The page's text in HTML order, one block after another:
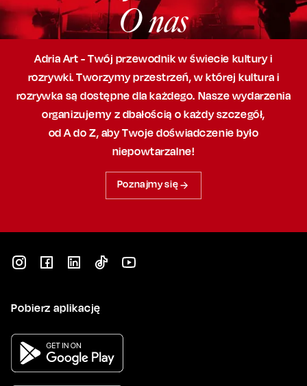
O nas
Adria Art - Twój przewodnik w świecie kultury i
rozrywki. Tworzymy przestrzeń,w której kultura i
rozrywka są dostępne dla każdego. Nasze wydarzenia
organizujemy z dbałością o każdy szczegół,
od A do Z, abyTwoje doświadczenie było
niepowtarzalne!
Poznajmy się
Pobierz aplikację